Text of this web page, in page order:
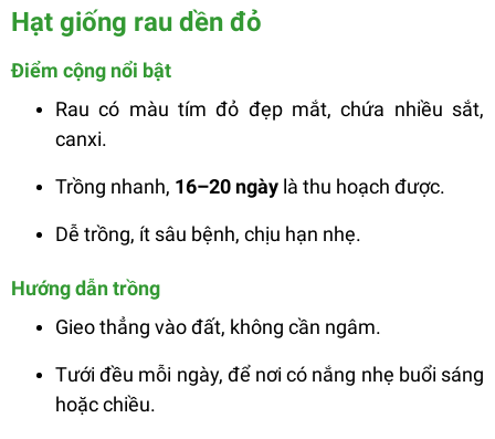
Hạt giống rau dền đỏ
Điểm cộng nổi bật
Rau có màu tím đỏ đẹp mắt, chứa nhiều sắt,
canxi.
Trồng nhanh, 16–20 ngày là thu hoạch được.
Dễ trồng, ít sâu bệnh, chịu hạn nhẹ.
Hướng dẫn trồng
Gieo thẳng vào đất, không cần ngâm.
Tưới đều mỗi ngày, để nơi có nắng nhẹ buổi sáng
hoặc chiều.